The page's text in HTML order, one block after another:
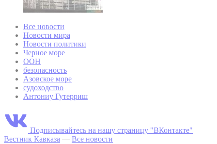
Все новости
Новости мира
Новости политики
Черное море
ООН
безопасность
Азовское море
судоходство
Антониу Гутерриш
Подписывайтесь на нашу страницу "ВКонтакте"
Вестник Кавказа — Все новости